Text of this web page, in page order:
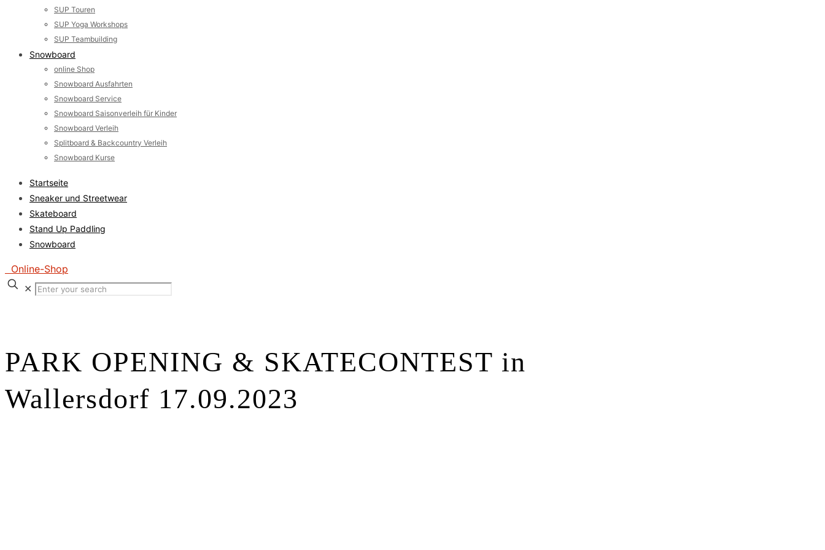
SUP Touren
SUP Yoga Workshops
SUP Teambuilding
Snowboard
online Shop
Snowboard Ausfahrten
Snowboard Service
Snowboard Saisonverleih für Kinder
Snowboard Verleih
Splitboard & Backcountry Verleih
Snowboard Kurse
Startseite
Sneaker und Streetwear
Skateboard
Stand Up Paddling
Snowboard
Online-Shop
✕
PARK OPENING & SKATECONTEST in
Wallersdorf 17.09.2023